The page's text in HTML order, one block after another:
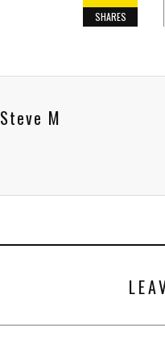
SHARES
Steve M